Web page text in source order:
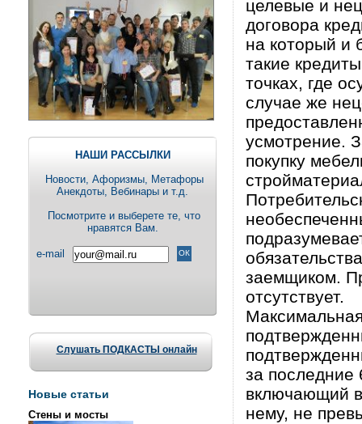
НАШИ РАССЫЛКИ
Новости, Aфоризмы, Метафоры
Анекдоты, Вебинары и т.д.
Посмотрите и выберете те, что
нравятся Вам.
e-mail
Слушать ПОДКАСТЫ онлайн
Новые статьи
Стены и мосты
целевые и
договора
на который и
такие
точках, где
случае же
усмотрение.
покупку
заемщиком.
отсутствует.
за последние
включающий в
нему, не